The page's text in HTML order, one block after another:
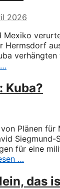
2026
Mexiko
Hermsdorf
Kuba?
Plänen
Siegmund-
für eine
…
das